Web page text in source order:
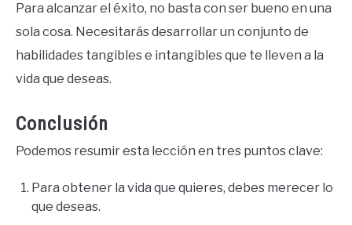
Para alcanzar el éxito, no basta con ser bueno en una
sola cosa. Necesitarás desarrollar un conjunto de
habilidades tangibles e intangibles que te lleven a la
vida que deseas.
Conclusión
Podemos resumir esta lección en tres puntos clave:
Para obtener la vida que quieres, debes merecer lo
que deseas.